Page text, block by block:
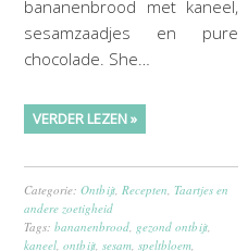
bananenbrood met kaneel,
sesamzaadjes en pure
chocolade. She…
VERDER LEZEN »
Categorie:Ontbijt Recepten ,Taartjes en
andere zoetigheid
Tags:bananenbrood gezond ontbijt
kaneel ,ontbijt ,sesam ,speltbloem